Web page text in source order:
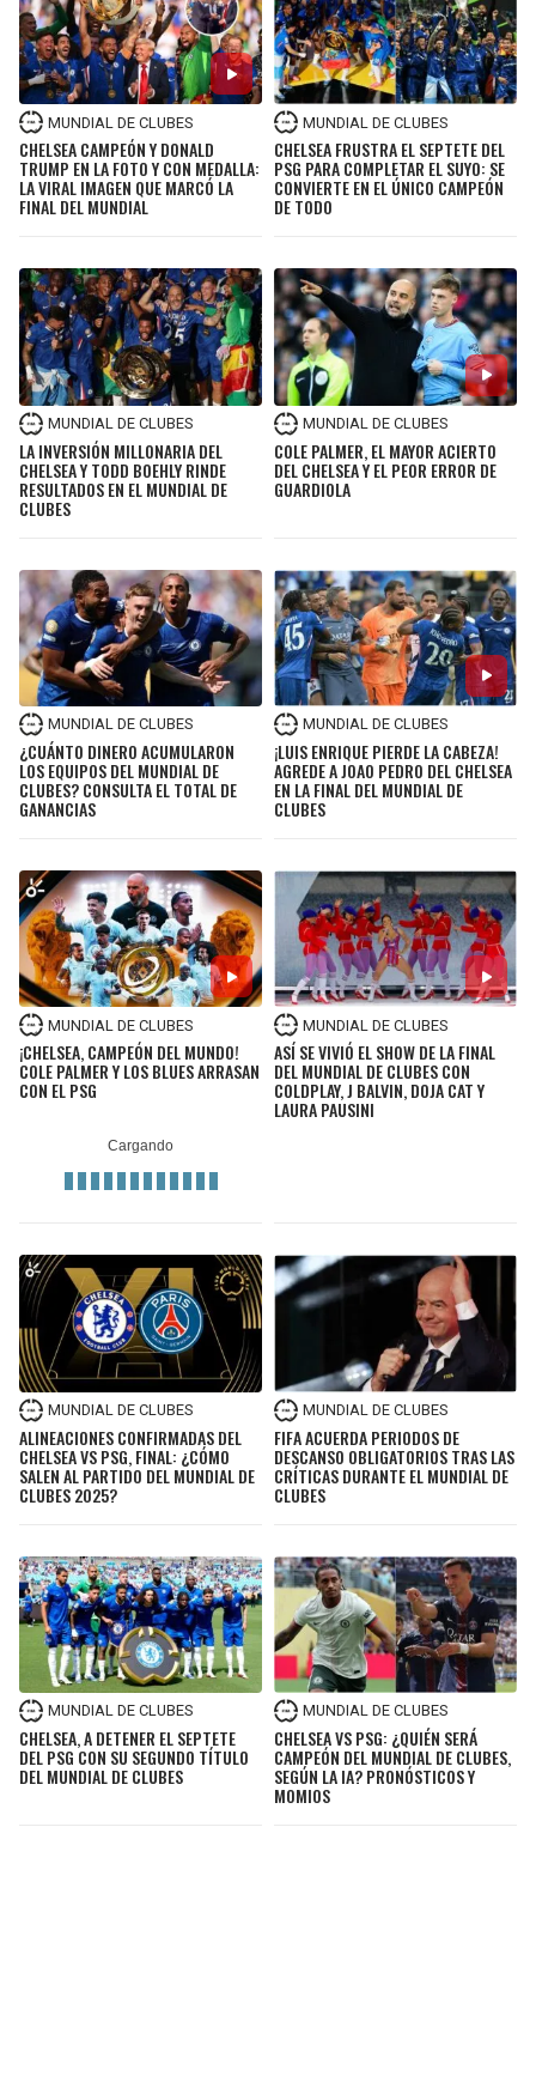
MUNDIAL DE CLUBES
CHELSEA CAMPEÓN Y DONALD
TRUMP EN LA FOTO Y CON MEDALLA:
LA VIRAL IMAGEN QUE MARCÓ LA
FINAL DEL MUNDIAL
MUNDIAL DE CLUBES
CHELSEA FRUSTRA EL SEPTETE DEL
PSG PARA COMPLETAR EL SUYO: SE
CONVIERTE EN EL ÚNICO CAMPEÓN
DE TODO
MUNDIAL DE CLUBES
LA INVERSIÓN MILLONARIA DEL
CHELSEA Y TODD BOEHLY RINDE
RESULTADOS EN EL MUNDIAL DE
CLUBES
MUNDIAL DE CLUBES
COLE PALMER, EL MAYOR ACIERTO
DEL CHELSEA Y EL PEOR ERROR DE
GUARDIOLA
MUNDIAL DE CLUBES
¿CUÁNTO DINERO ACUMULARON
LOS EQUIPOS DEL MUNDIAL DE
CLUBES? CONSULTA EL TOTAL DE
GANANCIAS
MUNDIAL DE CLUBES
¡LUIS ENRIQUE PIERDE LA CABEZA!
AGREDE A JOAO PEDRO DEL CHELSEA
EN LA FINAL DEL MUNDIAL DE
CLUBES
MUNDIAL DE CLUBES
¡CHELSEA, CAMPEÓN DEL MUNDO!
COLE PALMER Y LOS BLUES ARRASAN
CON EL PSG
MUNDIAL DE CLUBES
ASÍ SE VIVIÓ EL SHOW DE LA FINAL
DEL MUNDIAL DE CLUBES CON
COLDPLAY, J BALVIN, DOJA CAT Y
LAURA PAUSINI
MUNDIAL DE CLUBES
ALINEACIONES CONFIRMADAS DEL
CHELSEA VS PSG, FINAL: ¿CÓMO
SALEN AL PARTIDO DEL MUNDIAL DE
CLUBES 2025?
MUNDIAL DE CLUBES
FIFA ACUERDA PERIODOS DE
DESCANSO OBLIGATORIOS TRAS LAS
CRÍTICAS DURANTE EL MUNDIAL DE
CLUBES
MUNDIAL DE CLUBES
CHELSEA, A DETENER EL SEPTETE
DEL PSG CON SU SEGUNDO TÍTULO
DEL MUNDIAL DE CLUBES
MUNDIAL DE CLUBES
CHELSEA VS PSG: ¿QUIÉN SERÁ
CAMPEÓN DEL MUNDIAL DE CLUBES,
SEGÚN LA IA? PRONÓSTICOS Y
MOMIOS